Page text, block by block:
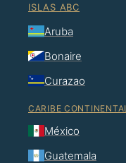
ISLAS ABC
Aruba
Bonaire
Curazao
CARIBE CONTINENTAL
México
Guatemala